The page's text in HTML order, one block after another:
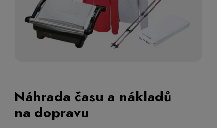
Náhrada času a nákladů
na dopravu